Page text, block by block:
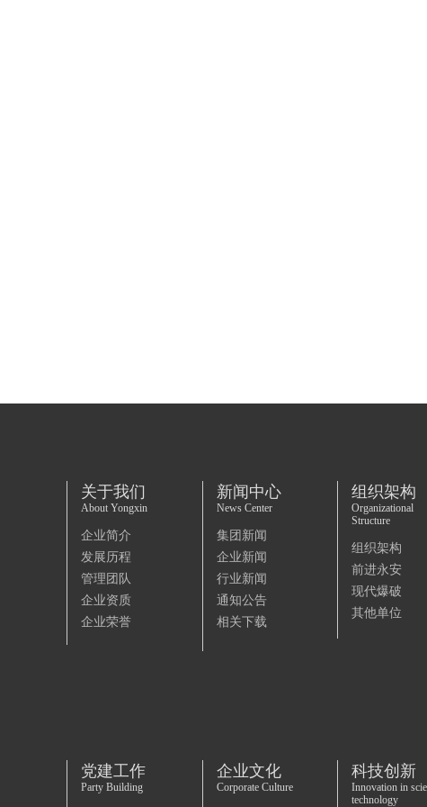
关于我们
About Yongxin
企业简介
发展历程
管理团队
企业资质
企业荣誉
新闻中心
News Center
集团新闻
企业新闻
行业新闻
通知公告
相关下载
企业文化
Corporate Culture
组织架构
Organizational
Structure
组织架构
前进永安
现代爆破
其他单位
党建工作
Party Building
科技创新
Innovation in
technology